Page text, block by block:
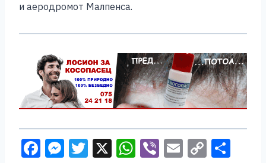
и аеродромот Малпенса.
F M T X W Vi E C